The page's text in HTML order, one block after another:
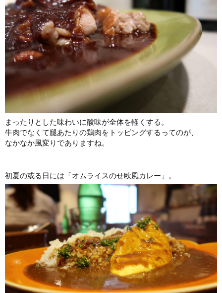
まったりとした味わいに酸味が全体を軽くする。
牛肉でなくて腿あたりの鶏肉をトッピングするってのが、
なかなか風変りでありますね。
初夏の或る日には「オムライスのせ欧風カレー」。